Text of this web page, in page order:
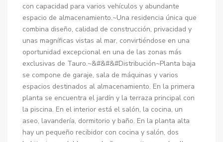
con capacidad para varios vehículos y abundante
espacio de almacenamiento.~Una residencia única que
combina diseño, calidad de construcción, privacidad y
unas magníficas vistas al mar, convirtiéndose en una
oportunidad excepcional en una de las zonas más
exclusivas de Tauro.~&#&#&#Distribución~Planta baja
se compone de garaje, sala de máquinas y varios
espacios destinados al almacenamiento. En la primera
planta se encuentra el jardín y la terraza principal con
la piscina. En el interior está el salón, la cocina, un
aseo, lavandería, dormitorio y baño. En la planta alta
hay un pequeño recibidor con cocina y salón, dos